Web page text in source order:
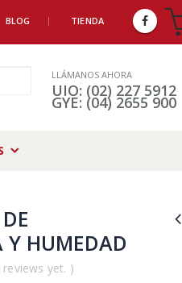
BLOG TIENDA
LLÁMANOS AHORA
UIO: (02) 227 5912
GYE: (04) 2655 900
Y HUMEDAD
yet. )